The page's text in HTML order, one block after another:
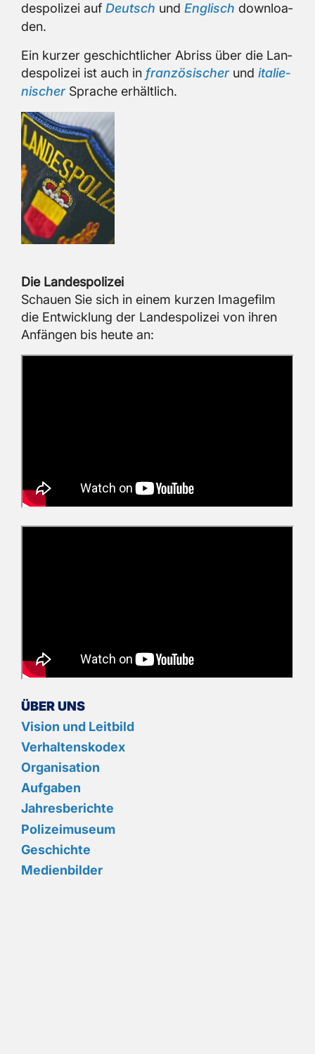
des­po­li­zei auf Deutsch und Eng­lisch down­loa­
den.
Ein kur­zer ge­schicht­li­cher Ab­riss über die Lan­
des­po­li­zei ist auch in fran­zö­si­scherund ita­lie­
ni­scherSpra­che er­hält­lich.
Die Lan­des­po­li­zei
Schau­en Sie sich in einem kur­zen Image­film
die Ent­wick­lung der Lan­des­po­li­zei von ihren
An­fän­gen bis heute an:
ÜBER UNS
Vision und Leitbild
Verhaltenskodex
Organisation
Aufgaben
Jahresberichte
Polizeimuseum
Geschichte
Medienbilder